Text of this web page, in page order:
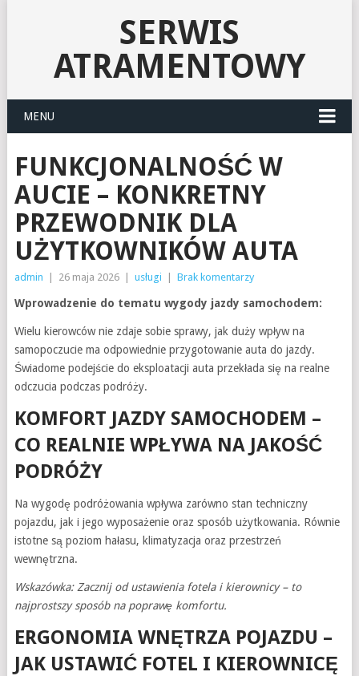
SERWIS
ATRAMENTOWY
MENU
FUNKCJONALNOŚĆ W
AUCIE – KONKRETNY
PRZEWODNIK DLA
UŻYTKOWNIKÓW AUTA
admin 26 maja 2026 usługi Brak komentarzy
Wprowadzenie do tematu wygody jazdy samochodem:
Wielu kierowców nie zdaje sobie sprawy, jak duży wpływ na
samopoczucie ma odpowiednie przygotowanie auta do jazdy.
Świadome podejście do eksploatacji auta przekłada się na realne
odczucia podczas podróży.
KOMFORT JAZDY SAMOCHODEM –
CO REALNIE WPŁYWA NA JAKOŚĆ
PODRÓŻY
Na wygodę podróżowania wpływa zarówno stan techniczny
pojazdu, jak i jego wyposażenie oraz sposób użytkowania. Równie
istotne są poziom hałasu, klimatyzacja oraz przestrzeń
wewnętrzna.
Wskazówka: Zacznij od ustawienia fotela i kierownicy – to
najprostszy sposób na poprawę komfortu.
ERGONOMIA WNĘTRZA POJAZDU –
JAK USTAWIĆ FOTEL I KIEROWNICĘ